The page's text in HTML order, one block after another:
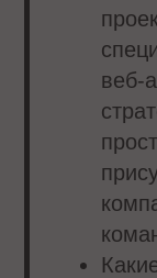
веб-